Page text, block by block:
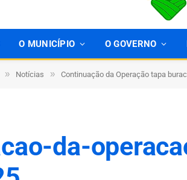
O MUNICÍPIO O GOVERNO
» Notícias » Continuação da Operação tapa
da-